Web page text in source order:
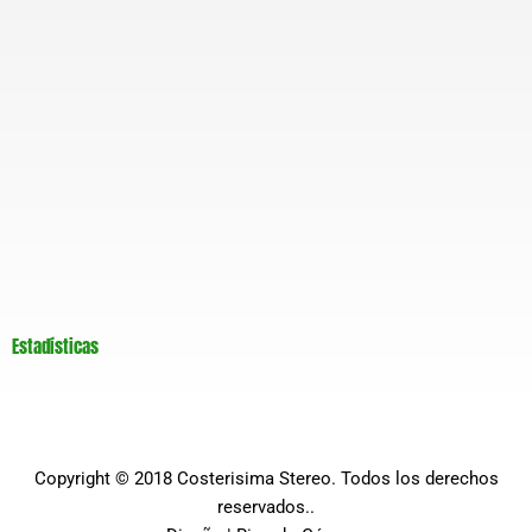
Estadísticas
Copyright © 2018 Costerisima Stereo. Todos los derechos
reservados..